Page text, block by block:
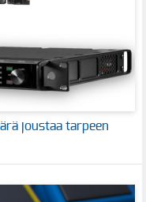
joustaa tarpeen